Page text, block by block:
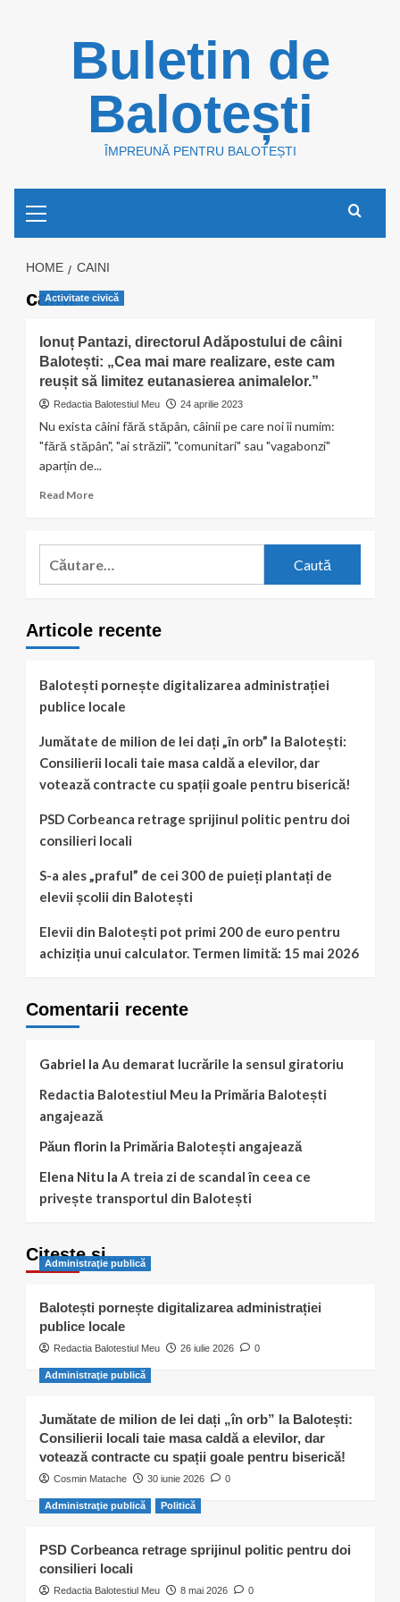
Buletin de
Balotești
ÎMPREUNĂ PENTRU BALOTEȘTI
Menu
HOME CAINI
caini
Activitate civică
Ionuț Pantazi, directorul Adăpostului de câini
Balotești: „Cea mai mare realizare, este cam
reușit să limitez eutanasierea animalelor.”
Redactia Balotestiul Meu 24 aprilie 2023
Nu exista câini fără stăpân, câinii pe care noi îi numim:
"fără stăpân", "ai străzii", "comunitari" sau "vagabonzi"
aparțin de...
Read MoreRead
Ionuț
Pantazi,
câini
mai
mare
realizare,
cam
reușit
să
eutanasierea
Caută
Articole recente
Balotești pornește digitalizarea administrației
publice locale
Jumătate de milion de lei dați „în orb” la Balotești:
Consilierii locali taie masa caldă a elevilor, dar
votează contracte cu spații goale pentru biserică!
PSD Corbeanca retrage sprijinul politic pentru doi
consilieri locali
S-a ales „praful” de cei 300 de puieți plantați de
elevii școlii din Balotești
Elevii din Balotești pot primi 200 de euro pentru
achiziția unui calculator. Termen limită: 15 mai 2026
Comentarii recente
Gabriel la Au demarat lucrările la sensul giratoriu
Redactia Balotestiul Meu la Primăria Balotești
angajează
Păun florin la Primăria Balotești angajează
Elena Nitu la A treia zi de scandal în ceea ce
privește transportul din Balotești
Citește și…
Administraţie publică
Balotești pornește digitalizarea administrației
publice locale
Redactia Balotestiul Meu 26 iulie 2026 0
Administraţie publică
Jumătate de milion de lei dați „în orb” la Balotești:
Consilierii locali taie masa caldă a elevilor, dar
votează contracte cu spații goale pentru biserică!
Cosmin Matache 30 iunie 2026 0
Administraţie publică Politică
PSD Corbeanca retrage sprijinul politic pentru doi
consilieri locali
Redactia Balotestiul Meu 8 mai 2026 0